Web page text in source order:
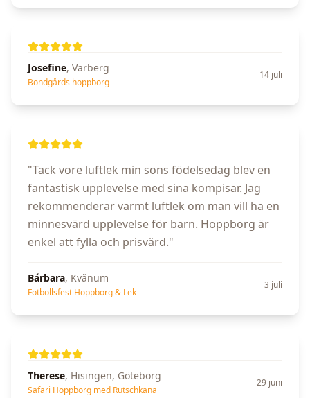
Josefine, Varberg
Bondgårds hoppborg
14 juli
"Tack vore luftlek min sons födelsedag blev en
fantastisk upplevelse med sina kompisar. Jag
rekommenderar varmt luftlek om man vill ha en
minnesvärd upplevelse för barn. Hoppborg är
enkel att fylla och prisvärd."
Bárbara, Kvänum
Fotbollsfest Hoppborg & Lek
3 juli
Therese, Hisingen, Göteborg
Safari Hoppborg med Rutschkana
29 juni